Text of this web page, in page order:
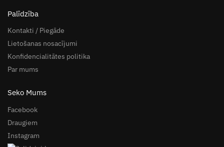
Palīdzība
Kontakti / Piegāde
Lietošanas nosacījumi
Konfidencialitātes politika
Par mums
Seko Mums
Facebook
Draugiem
Instagram